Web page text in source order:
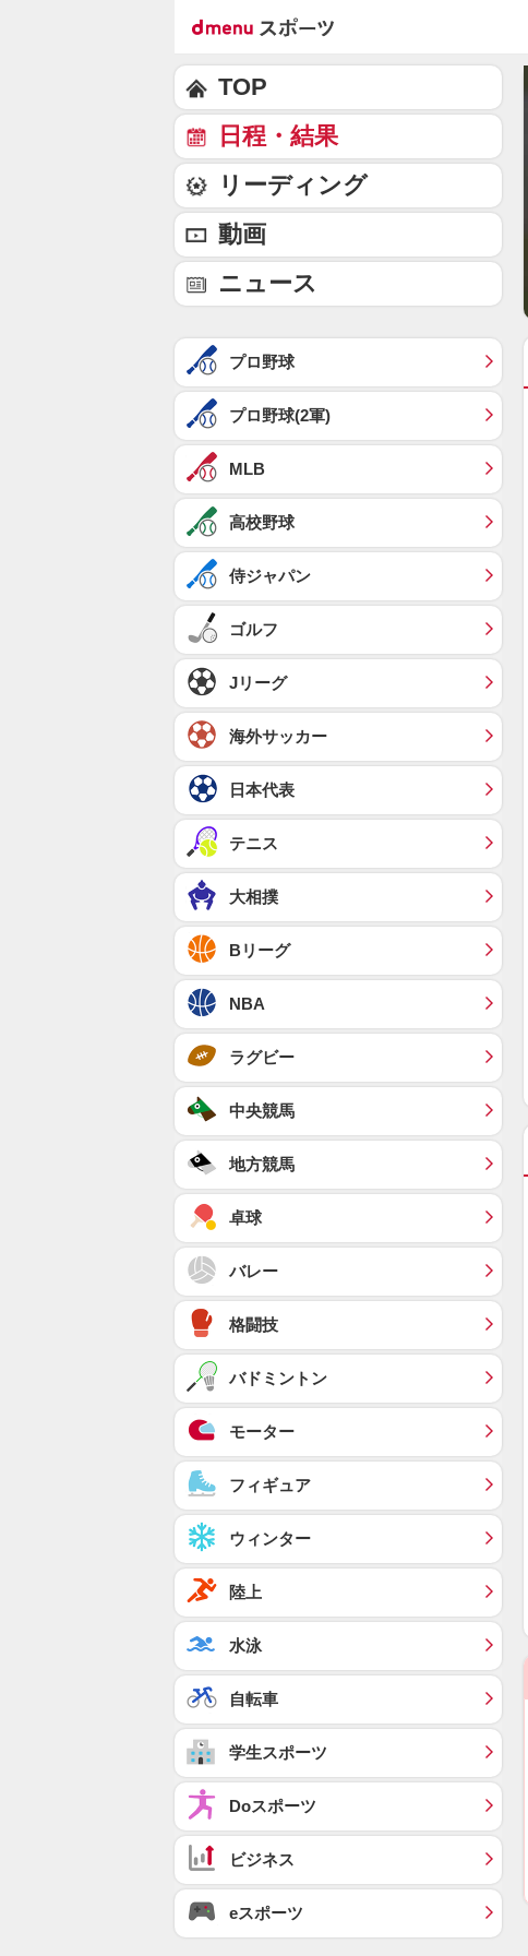
TOP
日程・結果
リーディング
動画
ニュース
プロ野球
プロ野球(2軍)
MLB
高校野球
侍ジャパン
ゴルフ
Jリーグ
海外サッカー
日本代表
テニス
大相撲
Bリーグ
NBA
ラグビー
中央競馬
地方競馬
卓球
バレー
格闘技
バドミントン
モーター
フィギュア
ウィンター
陸上
水泳
自転車
学生スポーツ
Doスポーツ
ビジネス
eスポーツ